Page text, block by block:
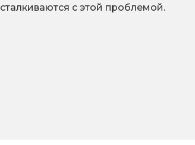
сталкиваются с этой проблемой.